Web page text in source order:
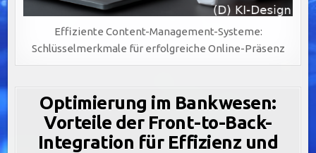
Effiziente Content-Management-Systeme:
Schlüsselmerkmale für erfolgreiche Online-Präsenz
Optimierung im Bankwesen:
Vorteile der Front-to-Back-
Integration für Effizienz und